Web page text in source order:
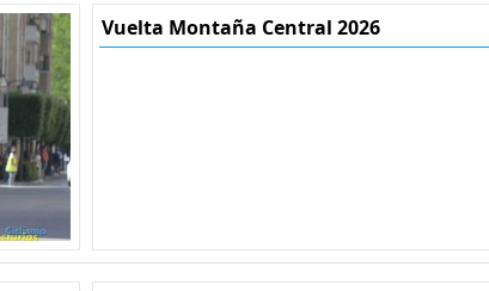
Vuelta Montaña Central 2026